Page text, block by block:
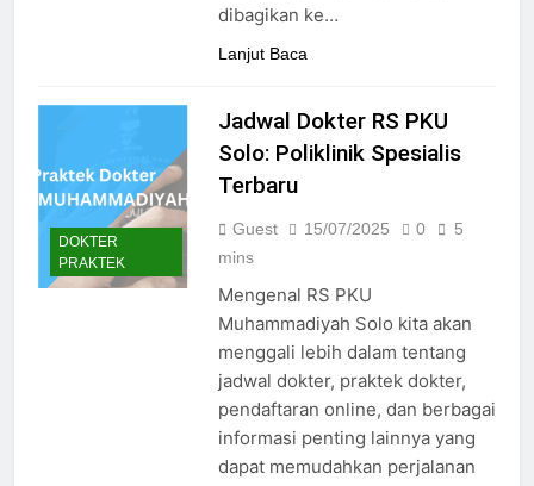
dibagikan ke…
Lanjut Baca
DOKTER
PRAKTEK
Jadwal Dokter RS PKU
Solo: Poliklinik Spesialis
Terbaru
Guest 15/07/2025 0
5
mins
Mengenal RS PKU
Muhammadiyah Solo kita akan
menggali lebih dalam tentang
jadwal dokter, praktek dokter,
pendaftaran online, dan berbagai
informasi penting lainnya yang
dapat memudahkan perjalanan